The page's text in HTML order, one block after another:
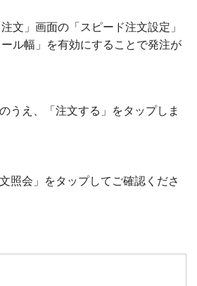
注文」画面の「スピード注文設定」
ル幅」を有効にすることで発注が
うえ、「注文する」をタップしま
照会」をタップしてご確認くださ